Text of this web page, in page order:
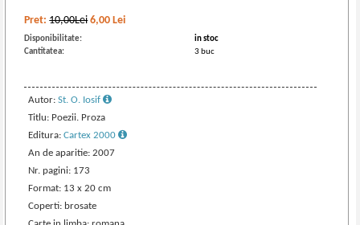
Pret:10,00Lei 6,00 Lei
Disponibilitate:
in stoc
Cantitatea:
3 buc
Autor:St. O. Iosif
Titlu: Poezii. Proza
Editura:Cartex 2000
An de aparitie: 2007
Nr. pagini: 173
Format: 13 x 20 cm
Coperti: brosate